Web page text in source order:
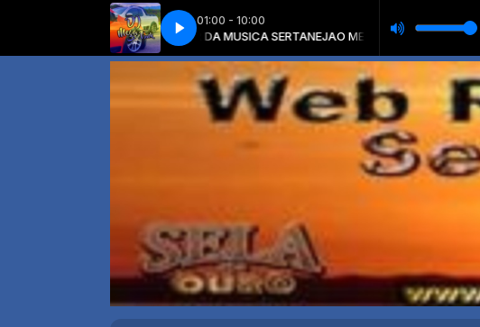
01:00 - 10:00
com O MELHOR DA MUSICA SERTANEJAO MELHOR DA MUSICA
Brutas do SERTANEJO REMIX _ Remix 2022 _002(MP3_160K)MEGA PANCADÃO